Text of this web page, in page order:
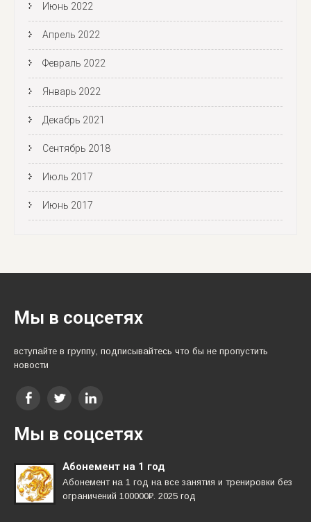
Июнь 2022
Апрель 2022
Февраль 2022
Январь 2022
Декабрь 2021
Сентябрь 2018
Июль 2017
Июнь 2017
Мы в соцсетях
вступайте в группу, подписывайтесь что бы не пропустить
новости
Мы в соцсетях
Абонемент на 1 год
Абонемент на 1 год на все занятия и тренировки без
ограничений 100000₽. 2025 год